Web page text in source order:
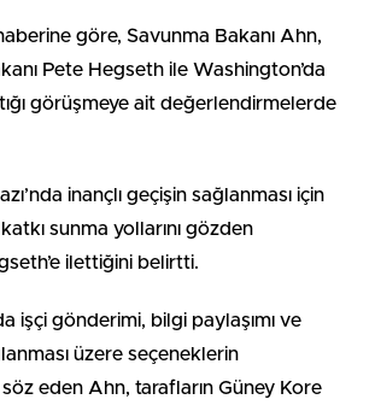
göre, Savunma Bakanı Ahn,
Pete Hegseth ile Washington’da
görüşmeye ait değerlendirmelerde
inançlı geçişin sağlanması için
sunma yollarını gözden
ilettiğini belirtti.
işçi gönderimi, bilgi paylaşımı ve
üzere seçeneklerin
eden Ahn, tarafların Güney Kore